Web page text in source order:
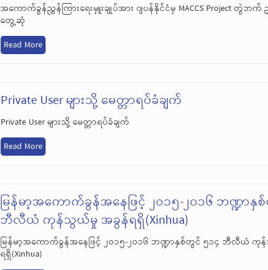
အကောက်ခွန်ညွှန်ကြားရေးမှူးချုပ်အား ဂျပန်နိုင်ငံမှ MACCS Project တွဲဘက်
တွေ့ဆုံ
Read More
Private User များသို့ မေတ္တာရပ်ခံချက်
Private User များသို့ မေတ္တာရပ်ခံချက်
Read More
မြန်မာ့အကောက်ခွန်အနေဖြင့် ၂ဝ၁၅-၂ဝ၁၆ ဘဏ္ဍာနှ
ဘီလီယံ ကုန်သွယ်မှု အခွန်ရရှိ(Xinhua)
မြန်မာ့အကောက်ခွန်အနေဖြင့် ၂ဝ၁၅-၂ဝ၁၆ ဘဏ္ဍာနှစ်တွင် ၅၁၄ ဘီလီယံ
ရရှိ(Xinhua)